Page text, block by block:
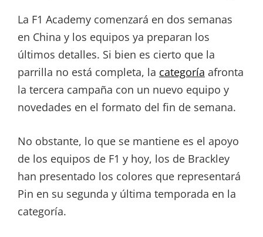
La F1 Academy comenzará en dos semanas
en China y los equipos ya preparan los
últimos detalles. Si bien es cierto que la
parrilla no está completa, la categoría afronta
la tercera campaña con un nuevo equipo y
novedades en el formato del fin de semana.
No obstante, lo que se mantiene es el apoyo
de los equipos de F1 y hoy, los de Brackley
han presentado los colores que representará
Pin en su segunda y última temporada en la
categoría.